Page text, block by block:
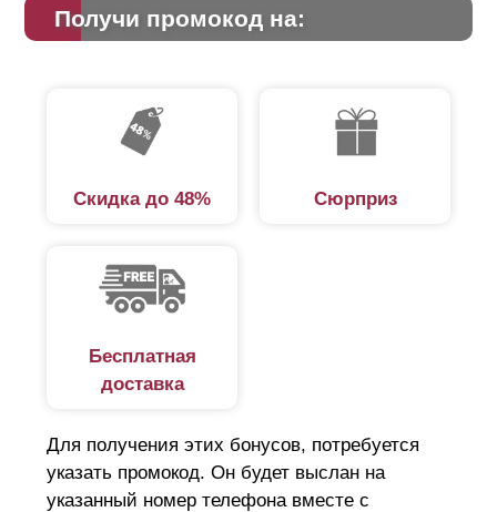
Получи промокод на:
Скидка до 48% Сюрприз
Бесплатная
доставка
Для получения этих бонусов, потребуется
указать промокод. Он будет выслан на
указанный номер телефона вместе с